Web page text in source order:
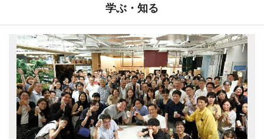
学ぶ・知る